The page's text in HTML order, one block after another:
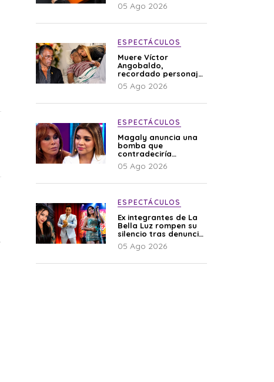
05 Ago 2026
ESPECTÁCULOS
Muere Víctor
Angobaldo,
recordado personaje
de la farándula y
expareja de Shirley
05 Ago 2026
ESPECTÁCULOS
Magaly anuncia una
bomba que
contradeciría
comunicado de La
Bella Luz: “Hay un
05 Ago 2026
ESPECTÁCULOS
Ex integrantes de La
Bella Luz rompen su
silencio tras denuncia
de Naldy: “Todo el
mundo lo sabía”
05 Ago 2026